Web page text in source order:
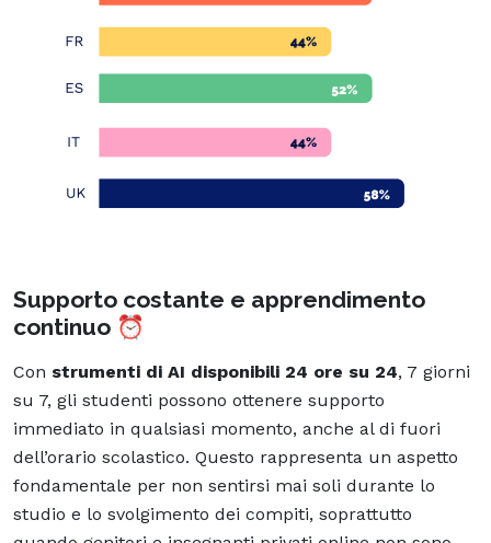
Supporto costante e apprendimento
continuo ⏰
Con strumenti di AI disponibili 24 ore su 24, 7 giorni
su 7, gli studenti possono ottenere supporto
immediato in qualsiasi momento, anche al di fuori
dell’orario scolastico. Questo rappresenta un aspetto
fondamentale per non sentirsi mai soli durante lo
studio e lo svolgimento dei compiti, soprattutto